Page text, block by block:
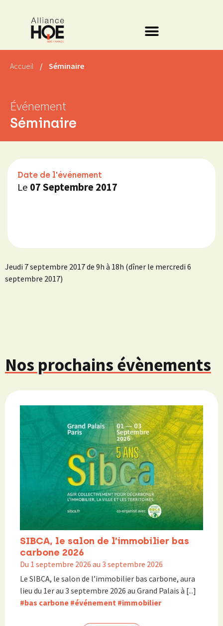
Accueil / Séminaire
Événement
Séminaire
Jeudi 7 septembre 2017 de 9h à 18h (dîner le mercredi 6
septembre 2017)
Date de l'événement
Le 07 Septembre 2017
Nos prochains évènements
SIBCA, le salon de l’immobilier bas
carbone 2026
Du 1 septembre 2026 au 3 septembre 2026
Le SIBCA, le salon de l’immobilier bas carbone, aura
lieu du 1er au 3 septembre 2026 au Grand Palais à [...]
#bas carbone #événement #immobilier